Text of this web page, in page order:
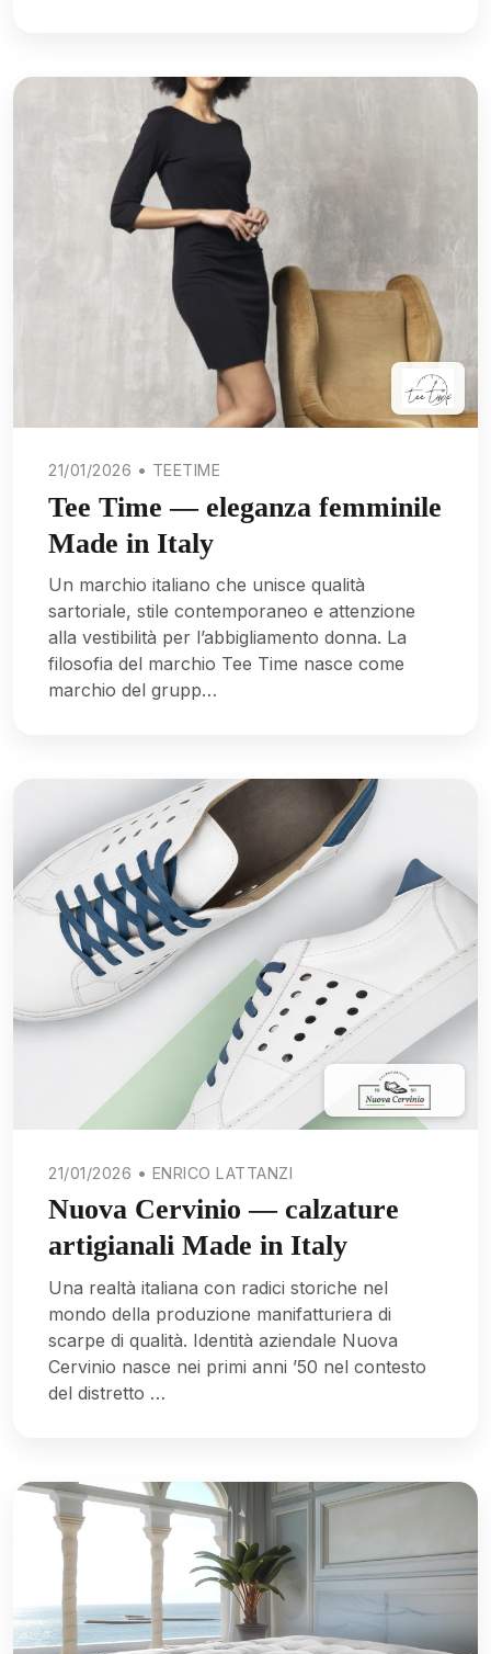
21/01/2026 • TEETIME
Tee Time — eleganza femminile
Made in Italy
Un marchio italiano che unisce qualità
sartoriale, stile contemporaneo e attenzione
alla vestibilità per l’abbigliamento donna. La
filosofia del marchio Tee Time nasce come
marchio del grupp…
21/01/2026 • ENRICO LATTANZI
Nuova Cervinio — calzature
artigianali Made in Italy
Una realtà italiana con radici storiche nel
mondo della produzione manifatturiera di
scarpe di qualità. Identità aziendale Nuova
Cervinio nasce nei primi anni ’50 nel contesto
del distretto …